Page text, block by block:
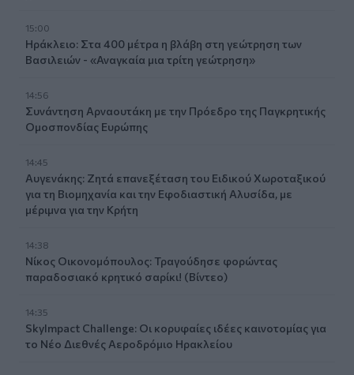
15:00
Ηράκλειο: Στα 400 μέτρα η βλάβη στη γεώτρηση των
Βασιλειών - «Αναγκαία μια τρίτη γεώτρηση»
14:56
Συνάντηση Αρναουτάκη με την Πρόεδρο της Παγκρητικής
Ομοσπονδίας Ευρώπης
14:45
Αυγενάκης: Ζητά επανεξέταση του Ειδικού Χωροταξικού
για τη Βιομηχανία και την Εφοδιαστική Αλυσίδα, με
μέριμνα για την Κρήτη
14:38
Νίκος Οικονομόπουλος: Τραγούδησε φορώντας
παραδοσιακό κρητικό σαρίκι! (Βίντεο)
14:35
SkyImpact Challenge: Οι κορυφαίες ιδέες καινοτομίας για
το Νέο Διεθνές Αεροδρόμιο Ηρακλείου